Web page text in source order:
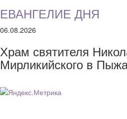
ЕВАНГЕЛИЕ ДНЯ
06.08.2026
Храм святителя
Мирликийского в